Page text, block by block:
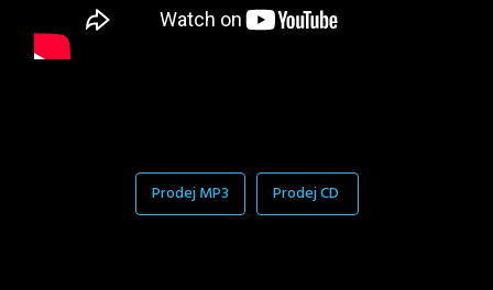
Prodej MP3 Prodej CD